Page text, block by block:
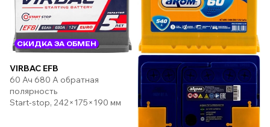
СКИДКА ЗА ОБМЕН
VIRBAC EFB
60 Ач 680 А обратная
полярность
Start-stop, 242×175×190 мм